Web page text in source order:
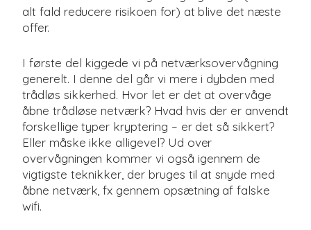
alt fald reducere risikoen for) at blive det næste
offer.
I første del kiggede vi på netværksovervågning
generelt. I denne del går vi mere i dybden med
trådløs sikkerhed. Hvor let er det at overvåge
åbne trådløse netværk? Hvad hvis der er anvendt
forskellige typer kryptering – er det så sikkert?
Eller måske ikke alligevel? Ud over
overvågningen kommer vi også igennem de
vigtigste teknikker, der bruges til at snyde med
åbne netværk, fx gennem opsætning af falske
wifi.